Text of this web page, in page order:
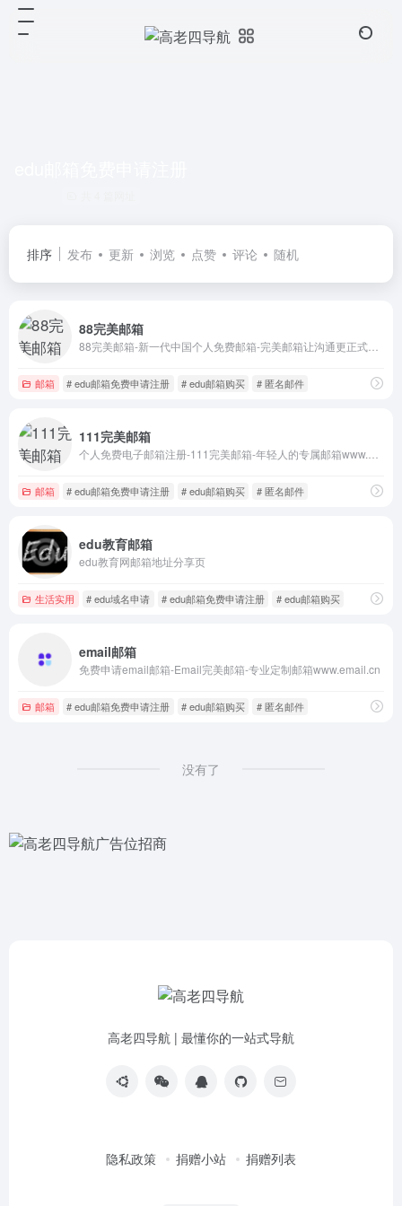
排序 发布 更新 浏览 点赞 评论 随机
88完美邮箱
邮箱 # edu邮箱免费申请注册 # edu邮箱购买 # 匿名邮件
111完美邮箱
邮箱 # edu邮箱免费申请注册 # edu邮箱购买 # 匿名邮件
edu教育邮箱
edu教育网邮箱地址分享页
生活实用 # edu域名申请 # edu邮箱免费申请注册 # edu邮箱购买
email邮箱
免费申请email邮箱-Email完美邮箱-专业定制邮箱www.email.cn
邮箱 # edu邮箱免费申请注册 # edu邮箱购买 # 匿名邮件
没有了
高老四导航 | 最懂你的一站式导航
隐私政策 捐赠小站 捐赠列表